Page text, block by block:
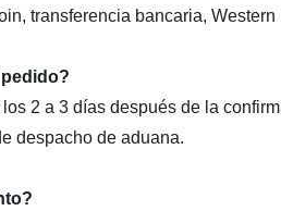
transferencia bancaria,
2 a 3 días después de la
despacho de aduana.